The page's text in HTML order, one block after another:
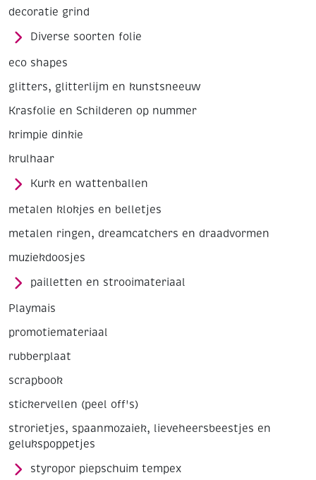
decoratie grind
Diverse soorten folie
eco shapes
glitters, glitterlijm en kunstsneeuw
Krasfolie en Schilderen op nummer
krimpie dinkie
krulhaar
Kurk en wattenballen
metalen klokjes en belletjes
metalen ringen, dreamcatchers en draadvormen
muziekdoosjes
pailletten en strooimateriaal
Playmais
promotiemateriaal
rubberplaat
scrapbook
stickervellen (peel off's)
strorietjes, spaanmozaiek, lieveheersbeestjes en
gelukspoppetjes
styropor piepschuim tempex